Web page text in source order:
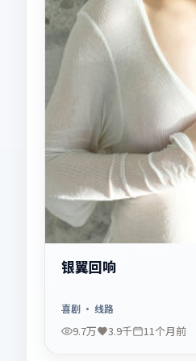
银翼回响
喜剧· 线路
9.7万 3.9千 11个月前